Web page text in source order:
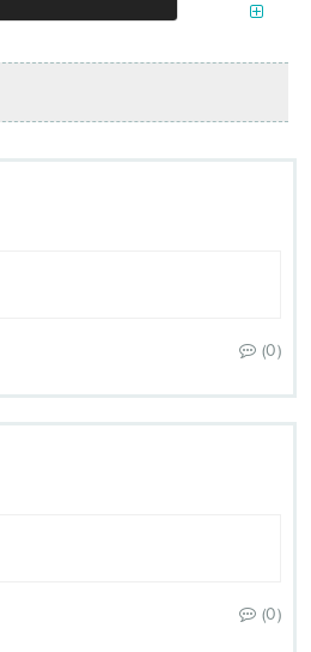
(0)
(0)